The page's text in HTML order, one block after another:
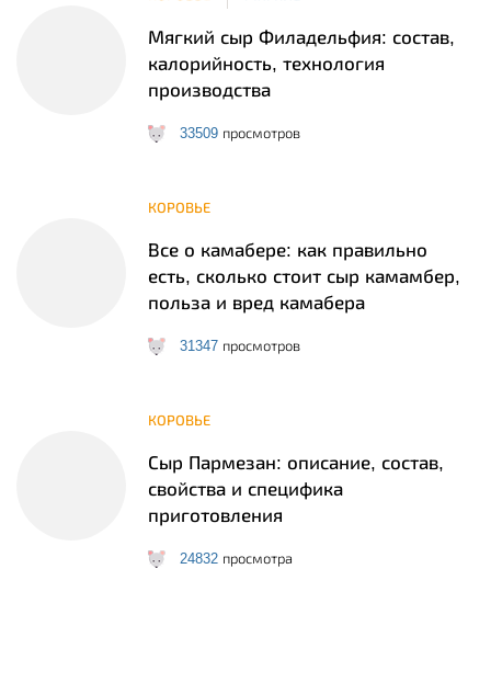
Мягкий сыр Филадельфия: состав,
калорийность, технология
производства
33509 просмотров
КОРОВЬЕ
Все о камабере: как правильно
есть, сколько стоит сыр камамбер,
польза и вред камабера
31347 просмотров
КОРОВЬЕ
Сыр Пармезан: описание, состав,
свойства и специфика
приготовления
24832 просмотра